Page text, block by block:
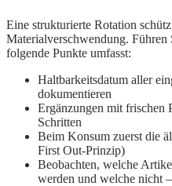
Eine strukturierte Rotation
Materialverschwendung. Führen
folgende Punkte umfasst:
Haltbarkeitsdatum aller
dokumentieren
Ergänzungen mit frischen
Schritten
Beim Konsum zuerst die
First Out-Prinzip)
Beobachten, welche
werden und welche nicht